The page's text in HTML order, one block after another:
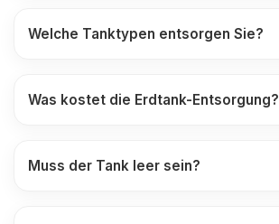
Welche Tanktypen entsorgen Sie?
Was kostet die Erdtank-Entsorgung?
Muss der Tank leer sein?